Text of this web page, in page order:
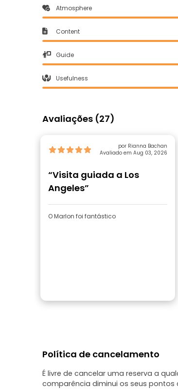
Atmosphere
Content
Guide
Usefulness
Avaliações (27)
por Rianna Bachan
Avaliado em Aug 03, 2026
“Visita guiada a Los
Angeles”
O Marlon foi fantástico
Política de cancelamento
É livre de cancelar uma reserva a
comparência diminui os seus